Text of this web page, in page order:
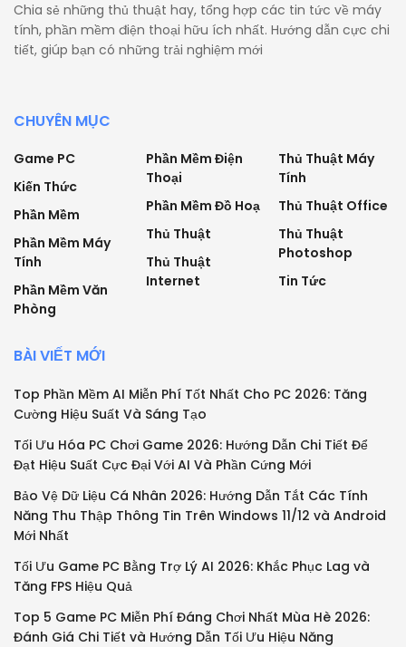
Chia sẻ những thủ thuật hay, tổng hợp các tin tức về máy
tính, phần mềm điện thoại hữu ích nhất. Hướng dẫn cực chi
tiết, giúp bạn có những trải nghiệm mới
CHUYÊN MỤC
Game PC
Kiến Thức
Phần Mềm
Phần Mềm Máy
Tính
Phần Mềm Văn
Phòng
Phần Mềm Điện
Thoại
Phần Mềm Đồ Hoạ
Thủ Thuật
Thủ Thuật
Internet
Thủ Thuật Máy
Tính
Thủ Thuật Office
Thủ Thuật
Photoshop
Tin Tức
BÀI VIẾT MỚI
Top Phần Mềm AI Miễn Phí Tốt Nhất Cho PC 2026: Tăng
Cường Hiệu Suất Và Sáng Tạo
Tối Ưu Hóa PC Chơi Game 2026: Hướng Dẫn Chi Tiết Để
Đạt Hiệu Suất Cực Đại Với AI Và Phần Cứng Mới
Bảo Vệ Dữ Liệu Cá Nhân 2026: Hướng Dẫn Tắt Các Tính
Năng Thu Thập Thông Tin Trên Windows 11/12 và Android
Mới Nhất
Tối Ưu Game PC Bằng Trợ Lý AI 2026: Khắc Phục Lag và
Tăng FPS Hiệu Quả
Top 5 Game PC Miễn Phí Đáng Chơi Nhất Mùa Hè 2026:
Đánh Giá Chi Tiết và Hướng Dẫn Tối Ưu Hiệu Năng